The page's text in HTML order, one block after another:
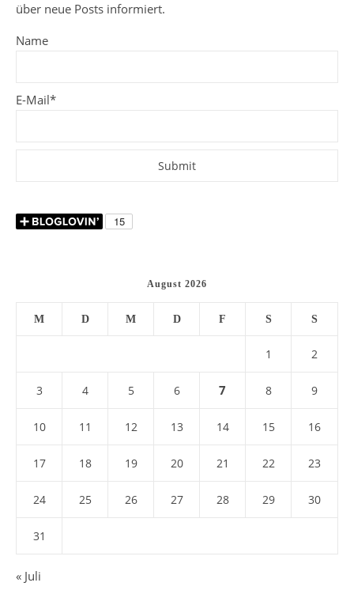
über neue Posts informiert.
Name
E-Mail*
August 2026
M D M D F S S
1 2
3 4 5 6 7 8 9
10 11 12 13 14 15 16
17 18 19 20 21 22 23
24 25 26 27 28 29 30
31
« Juli